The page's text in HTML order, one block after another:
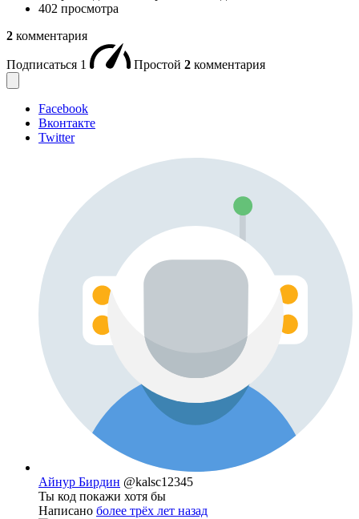
402 просмотра
2 комментария
Подписаться 1 Простой 2 комментария
Facebook
Вконтакте
Twitter
Айнур Бирдин @kalsc12345
Ты код покажи хотя бы
Написано более трёх лет назад